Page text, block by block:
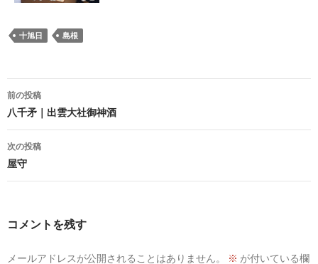
十旭日 島根
投
稿
ナ
ビ
ゲ
前の投稿
八千矛｜出雲大社御神酒
次の投稿
屋守
コメントを残す
メールアドレスが公開されることはありません。 ※ が付いている欄